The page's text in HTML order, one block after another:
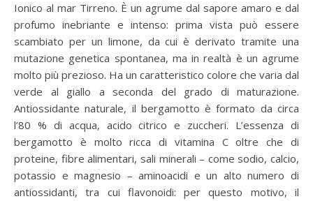
Ionico al mar Tirreno. È un agrume dal sapore amaro e dal
profumo inebriante e intenso: prima vista può essere
scambiato per un limone, da cui è derivato tramite una
mutazione genetica spontanea, ma in realtà è un agrume
molto più prezioso. Ha un caratteristico colore che varia dal
verde al giallo a seconda del grado di maturazione.
Antiossidante naturale, il bergamotto è formato da circa
l’80 % di acqua, acido citrico e zuccheri. L’essenza di
bergamotto è molto ricca di vitamina C oltre che di
proteine, fibre alimentari, sali minerali – come sodio, calcio,
potassio e magnesio – aminoacidi e un alto numero di
antiossidanti, tra cui flavonoidi: per questo motivo, il